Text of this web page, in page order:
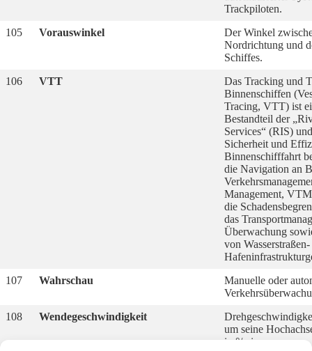
Trackpiloten.
105
Vorauswinkel
Der Winkel
Nordrichtung und
Schiffes.
106
VTT
Das Tracking und
Binnenschiffen
Tracing, VTT) ist
Bestandteil der
Services“ (RIS)
Sicherheit und
Binnenschifffahrt
die Navigation an
Management,
die
das
Überwachung
von
107
Wahrschau
Manuelle oder
108
Wendegeschwindigkeit
um seine
in °/min.